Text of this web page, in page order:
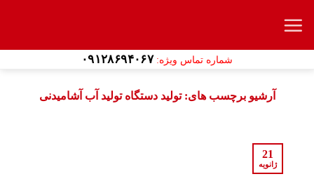
شماره تماس ویژه: ۰۹۱۲۸۶۹۴۰۶۷
آرشیو برچسب های:تولید دستگاه تولید آب آشامیدنی
21
ژانویه